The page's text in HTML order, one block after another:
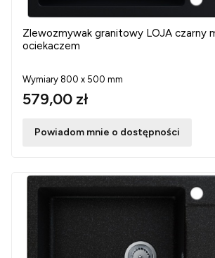
Zlewozmywak granitowy LOJA czarny
ociekaczem
Wymiary 800 x 500 mm
579,00 zł
Powiadom mnie o dostępności